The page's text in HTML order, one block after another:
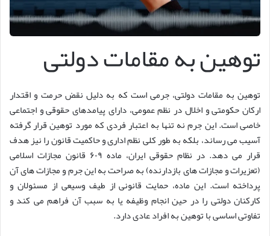
توهین به مقامات دولتی
توهین به مقامات دولتی، جرمی است که به دلیل نقض حرمت و اقتدار
ارکان حکومتی و اخلال در نظم عمومی، دارای پیامدهای حقوقی و اجتماعی
خاصی است. این جرم نه تنها به اعتبار فردی که مورد توهین قرار گرفته
آسیب می رساند، بلکه به طور کلی نظم اداری و حاکمیت قانون را نیز هدف
قرار می دهد. در نظام حقوقی ایران، ماده ۶۰۹ قانون مجازات اسلامی
(تعزیرات و مجازات های بازدارنده) به صراحت به این جرم و مجازات های آن
پرداخته است. این ماده، حمایت قانونی از طیف وسیعی از مسئولان و
کارکنان دولتی را در حین انجام وظیفه یا به سبب آن فراهم می کند و
تفاوتی اساسی با توهین به افراد عادی دارد.